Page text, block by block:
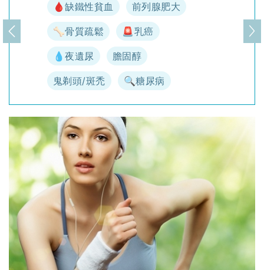
🩸缺鐵性貧血 前列腺肥大
🦴骨質疏鬆 🚨乳癌
💧夜遺尿 膽固醇
鬼剃頭/斑禿 🔍糖尿病
上一頁 下